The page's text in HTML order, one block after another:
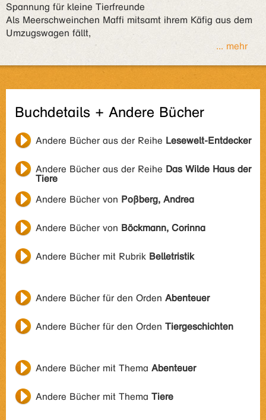
Spannung für kleine Tierfreunde
Als Meerschweinchen Maffi mitsamt ihrem Käfig aus dem
Umzugswagen fällt,
... mehr
Buchdetails + Andere Bücher
Andere Bücher aus der Reihe Lesewelt-Entdecker
Andere Bücher aus der Reihe Das Wilde Haus der
Tiere
Andere Bücher von Poßberg, Andrea
Andere Bücher von Böckmann, Corinna
Andere Bücher mit Rubrik Belletristik
Andere Bücher für den Orden Abenteuer
Andere Bücher für den Orden Tiergeschichten
Andere Bücher mit Thema Abenteuer
Andere Bücher mit Thema Tiere